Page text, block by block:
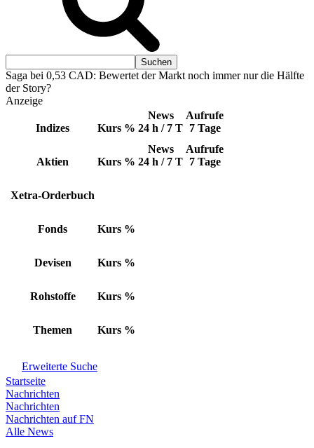
Saga bei 0,53 CAD: Bewertet der Markt noch immer nur die Hälfte
der Story?
Anzeige
Indizes Kurs %
News
24 h / 7 T
Aufrufe
7 Tage
Aktien Kurs %
News
24 h / 7 T
Aufrufe
7 Tage
Xetra-Orderbuch
Fonds Kurs %
Devisen Kurs %
Rohstoffe Kurs %
Themen Kurs %
Erweiterte Suche
Startseite
Nachrichten
Nachrichten
Nachrichten auf FN
Alle News